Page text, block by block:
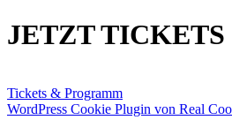
JETZT TICKETS
Tickets & Programm
WordPress Cookie Plugin von Real